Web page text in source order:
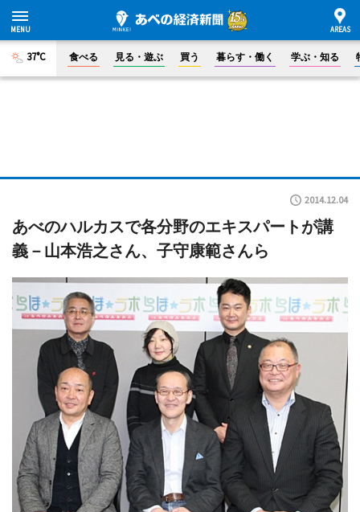
37°C 食べる 見る・遊ぶ 買う 暮らす・働く 学ぶ・知る
2014.12.04
あべのハルカスで各分野のエキスパートが講
義－山本浩之さん、子守康範さんら